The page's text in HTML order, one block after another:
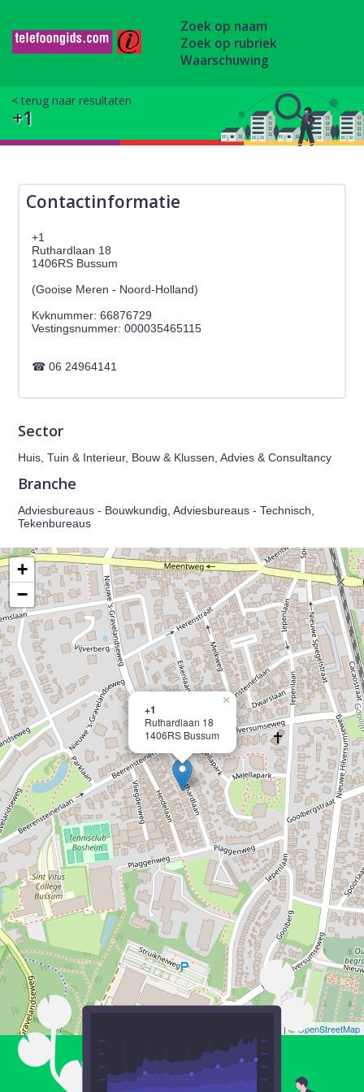
Zoek op naam
Zoek op rubriek
Waarschuwing
terug naar resultaten
+1
Contactinformatie
+1
Ruthardlaan 18
1406RS Bussum
(Gooise Meren - Noord-Holland)
Kvknummer: 66876729
06 24964141
Sector
Huis, Tuin & Interieur, Bouw & Klussen, Advies & Consultancy
Branche
Adviesbureaus - Bouwkundig, Adviesbureaus - Technisch,
Tekenbureaus
+1
Ruthardlaan 18
1406RS Bussum
×
+
−
| © OpenStreetMap